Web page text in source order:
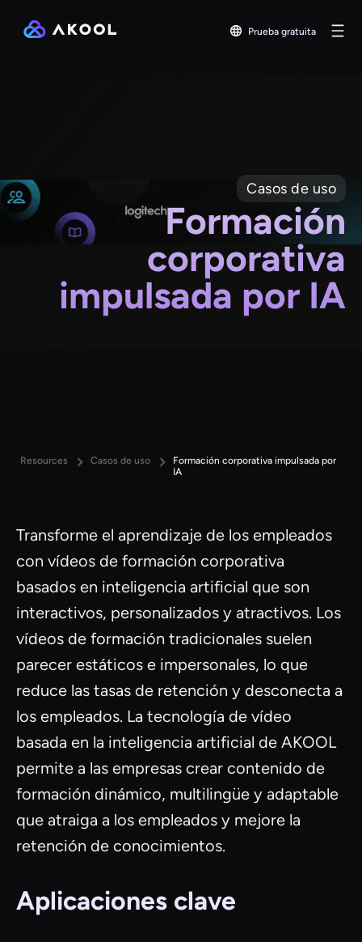
Prueba gratuita
Casos de uso
Formación
corporativa
impulsada por IA
Resources Casos de uso
Formación corporativa impulsada por
IA
Transforme el aprendizaje de los empleados
con vídeos de formación corporativa
basados en inteligencia artificial que son
interactivos, personalizados y atractivos. Los
vídeos de formación tradicionales suelen
parecer estáticos e impersonales, lo que
reduce las tasas de retención y desconecta a
los empleados. La tecnología de vídeo
basada en la inteligencia artificial de AKOOL
permite a las empresas crear contenido de
formación dinámico, multilingüe y adaptable
que atraiga a los empleados y mejore la
retención de conocimientos.
Aplicaciones clave